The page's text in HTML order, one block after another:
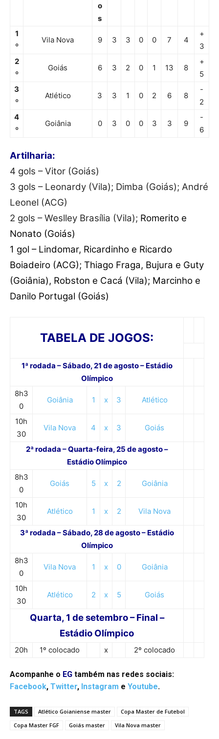
o
s
1
º
Vila Nova 9 3 3 0 0 7 4
+
3
2
º
Goiás 6 3 2 0 1 13 8
+
5
3
º
Atlético 3 3 1 0 2 6 8
-
2
4
º
Goiânia 0 3 0 0 3 3 9
-
6
Artilharia:
4 gols – Vitor (Goiás)
3 gols – Leonardy (Vila); Dimba (Goiás); André
Leonel (ACG)
2 gols – Weslley Brasília (Vila); Romerito e
Nonato (Goiás)
1 gol – Lindomar, Ricardinho e Ricardo
Boiadeiro (ACG); Thiago Fraga, Bujura e Guty
(Goiânia), Robston e Cacá (Vila); Marcinho e
Danilo Portugal (Goiás)
TABELA DE JOGOS:
1ª rodada – Sábado, 21 de agosto – Estádio
Olímpico
8h3
0
Goiânia 1 x 3 Atlético
10h
30
Vila Nova 4 x 3 Goiás
2ª rodada – Quarta-feira, 25 de agosto –
Estádio Olímpico
8h3
0
Goiás 5 x 2 Goiânia
10h
30
Atlético 1 x 2 Vila Nova
3ª rodada – Sábado, 28 de agosto – Estádio
Olímpico
8h3
0
Vila Nova 1 x 0 Goiânia
10h
30
Atlético 2 x 5 Goiás
Quarta, 1 de setembro – Final –
Estádio Olímpico
20h 1º colocado x 2º colocado
Acompanhe o EG também nas redes sociais:
Facebook, Twitter, Instagram e Youtube.
TAGS Atlético Goianiense master
Copa Master de Futebol
Copa Master FGF
Goiás master Vila Nova master